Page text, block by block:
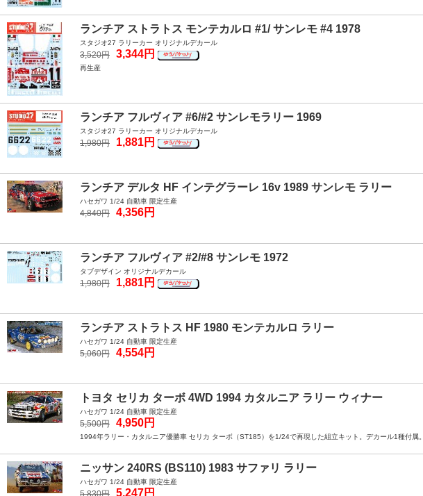
ランチア ストラトス モンテカルロ #1/ サンレモ #4 1978
スタジオ27 ラリーカー オリジナルデカール
3,520円 3,344円
再生産
ランチア フルヴィア #6/#2 サンレモラリー 1969
スタジオ27 ラリーカー オリジナルデカール
1,980円 1,881円
ランチア デルタ HF インテグラーレ 16v 1989 サンレモ ラリー
ハセガワ 1/24 自動車 限定生産
4,840円 4,356円
ランチア フルヴィア #2/#8 サンレモ 1972
タブデザイン オリジナルデカール
1,980円 1,881円
ランチア ストラトス HF 1980 モンテカルロ ラリー
ハセガワ 1/24 自動車 限定生産
5,060円 4,554円
トヨタ セリカ ターボ 4WD 1994 カタルニア ラリー ウィナー
ハセガワ 1/24 自動車 限定生産
5,500円 4,950円
1994年ラリー・カタルニア優勝車 セリカ ターボ（ST185）を1/24で再現した組立キット。デカール1種付属。
ニッサン 240RS (BS110) 1983 サファリ ラリー
ハセガワ 1/24 自動車 限定生産
5,247円